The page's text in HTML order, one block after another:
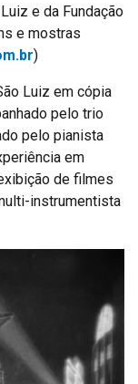
e da Fundação
e mostras
)
Luiz em cópia
pelo trio
pelo pianista
em
de filmes
instrumentista